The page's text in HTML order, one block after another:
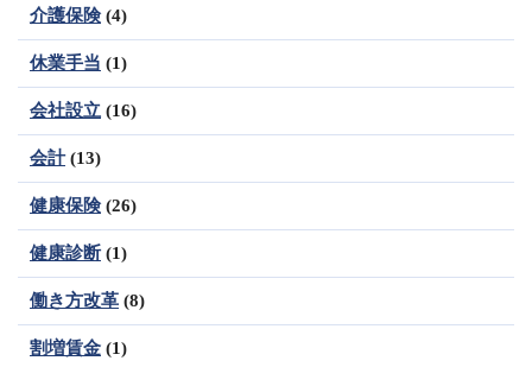
介護保険(4)
休業手当 (1)
会社設立 (16)
会計(13)
健康保険(26)
健康診断(1)
働き方改革 (8)
割増賃金 (1)